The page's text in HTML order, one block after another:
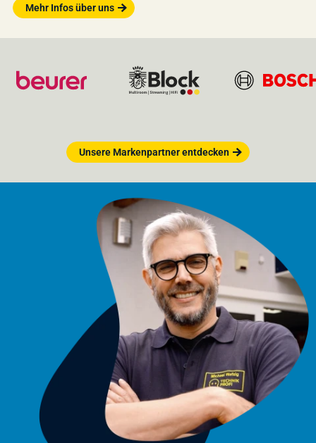
Mehr Infos über uns
Unsere Markenpartner entdecken